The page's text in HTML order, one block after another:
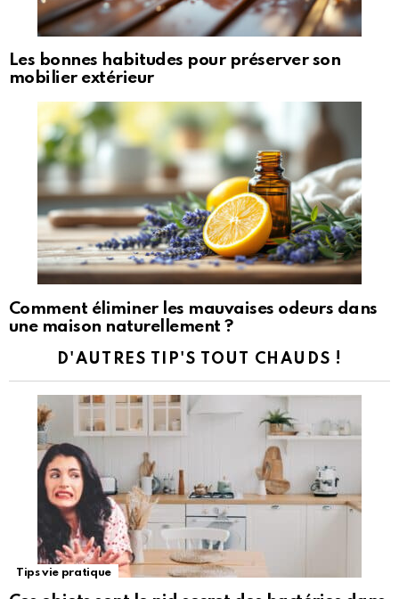
Les bonnes habitudes pour préserver son
mobilier extérieur
Comment éliminer les mauvaises odeurs dans
une maison naturellement ?
D'AUTRES TIP'S TOUT CHAUDS !
Tips vie pratique